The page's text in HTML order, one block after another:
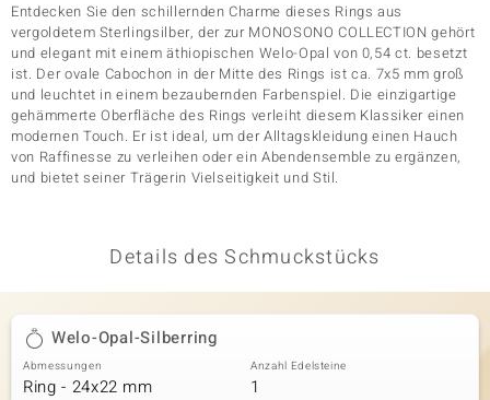
Entdecken Sie den schillernden Charme dieses Rings aus
vergoldetem Sterlingsilber, der zur MONOSONO COLLECTION gehört
und elegant mit einem äthiopischen Welo-Opal von 0,54 ct. besetzt
ist. Der ovale Cabochon in der Mitte des Rings ist ca. 7x5 mm groß
und leuchtet in einem bezaubernden Farbenspiel. Die einzigartige
gehämmerte Oberfläche des Rings verleiht diesem Klassiker einen
modernen Touch. Er ist ideal, um der Alltagskleidung einen Hauch
von Raffinesse zu verleihen oder ein Abendensemble zu ergänzen,
und bietet seiner Trägerin Vielseitigkeit und Stil.
Details des Schmuckstücks
Welo-Opal-Silberring
Abmessungen
Ring - 24x22 mm
Anzahl Edelsteine
1